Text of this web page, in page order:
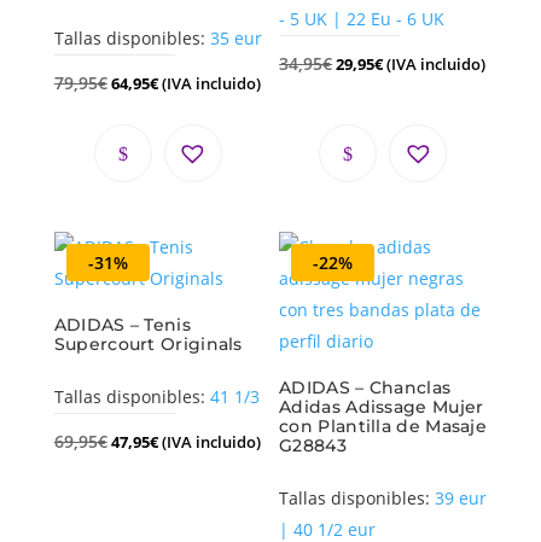
Tallas disponibles: 35 eur
79,95€64,95€(IVA incluido)
- 5 UK | 22 Eu - 6 UK
34,95€29,95€(IVA incluido)
-31%
ADIDAS – Tenis
Supercourt Originals
Tallas disponibles: 41 1/3
69,95€47,95€(IVA incluido)
-22%
ADIDAS – Chanclas
Adidas Adissage Mujer
con Plantilla de Masaje
G28843
Tallas disponibles:39 eur
| 40 1/2 eur